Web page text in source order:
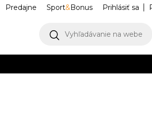
Prihlásiť sa
Predajne Sport&Bonus
Vyhľadávanie na webe